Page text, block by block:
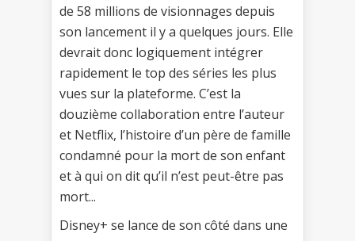
de 58 millions de visionnages depuis
son lancement il y a quelques jours. Elle
devrait donc logiquement intégrer
rapidement le top des séries les plus
vues sur la plateforme. C’est la
douzième collaboration entre l’auteur
et Netflix, l’histoire d’un père de famille
condamné pour la mort de son enfant
et à qui on dit qu’il n’est peut-être pas
mort...
Disney+ se lance de son côté dans une